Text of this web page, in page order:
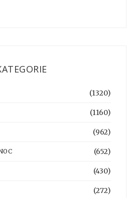
(1320)
(1160)
(962)
(652)
(430)
(272)